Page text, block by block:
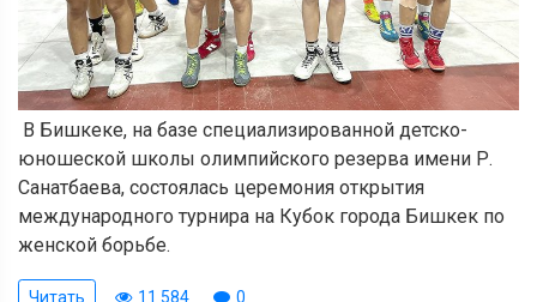
В Бишкеке, на базе специализированной детско-
юношеской школы олимпийского резерва имени Р.
Санатбаева, состоялась церемония открытия
международного турнира на Кубок города Бишкек по
женской борьбе.
Читать 11 584 0